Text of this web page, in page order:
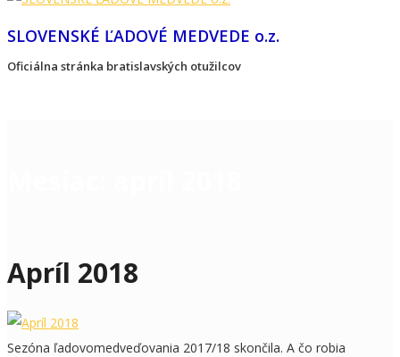
SLOVENSKÉ ĽADOVÉ MEDVEDE o.z.
Oficiálna stránka bratislavských otužilcov
Apríl 2018
Sezóna ľadovomedveďovania 2017/18 skončila. A čo robia